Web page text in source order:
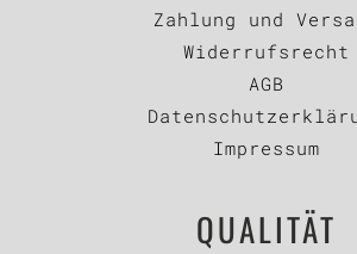
Zahlung und
Widerrufsrecht
AGB
Impressum
QUALITÄT